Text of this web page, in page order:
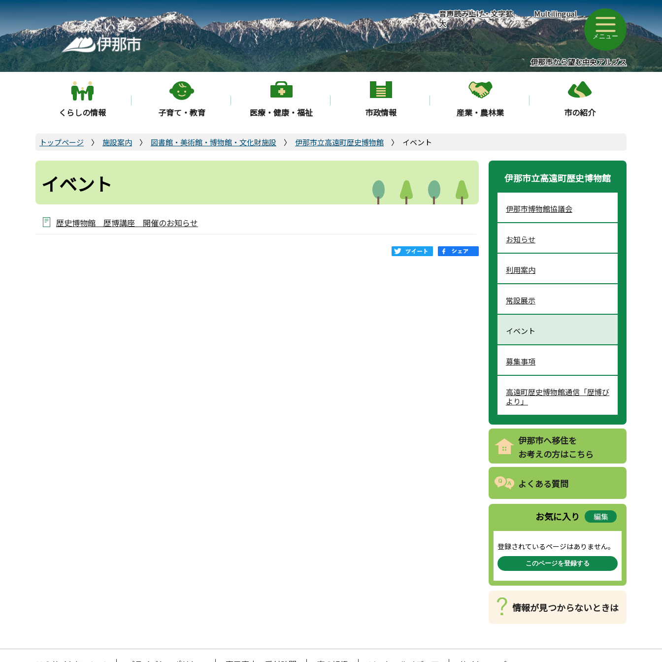
こ
の
ペ
ー
ジ
の
音声読み上げ・文字拡
大
Multilingual
メニュー
伊那市から望む中央アルプス
くらしの情報 子育て・教育 医療・健康・福祉 市政情報 産業・農林業 市の紹介
トップページ 施設案内 図書館・美術館・博物館・文化財施設 伊那市立高遠町歴史博物館 イベント
イベント
歴史博物館 歴博講座 開催のお知らせ
伊那市立高遠町歴史博物館
伊那市博物館協議会
お知らせ
利用案内
常設展示
イベント
募集事項
高遠町歴史博物館通信「歴博び
より」
伊那市へ移住を
お考えの方はこちら
よくある質問
お気に入り 編集
登録されているページはありません。
このページを登録する
情報が見つからないときは